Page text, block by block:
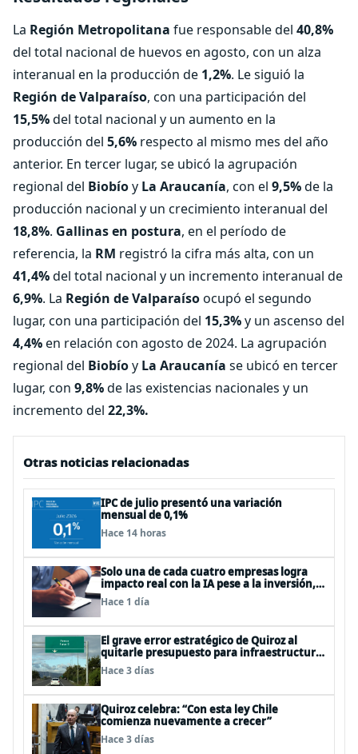
La Región Metropolitana fue responsable del 40,8%
del total nacional de huevos en agosto, con un alza
interanual en la producción de 1,2%. Le siguió la
Región de Valparaíso, con una participación del
15,5%del total nacional y un aumento en la
producción del 5,6% respecto al mismo mes del año
anterior. En tercer lugar, se ubicó la agrupación
regional del Biobíoy La Araucanía, con el 9,5%de la
producción nacional y un crecimiento interanual del
18,8%. Gallinas en postura, en el período de
referencia, la RM registró la cifra más alta, con un
41,4%del total nacional y un incremento interanual de
6,9%. La Región de Valparaísoocupó el segundo
lugar, con una participación del 15,3%y un ascenso del
4,4%en relación con agosto de 2024. La agrupación
regional del Biobíoy La Araucanía se ubicó en tercer
lugar, con 9,8%de las existencias nacionales y un
incremento del 22,3%.
Otras noticias relacionadas
IPC de julio presentó una variación
mensual de 0,1%
Hace 14 horas
Solo una de cada cuatro empresas logra
impacto real con la IA pese a la inversión,
según el Foro Económico Mundial
Hace 1 día
El grave error estratégico de Quiroz al
quitarle presupuesto para infraestructura
vial del Biobío
Hace 3 días
Quiroz celebra: “Con esta ley Chile
comienza nuevamente a crecer”
Hace 3 días